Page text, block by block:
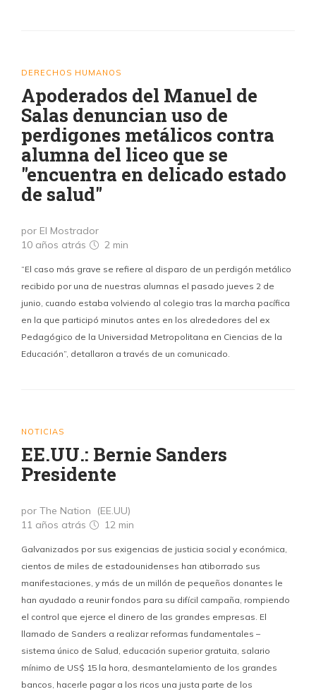
DERECHOS HUMANOS
Apoderados del Manuel de
Salas denuncian uso de
perdigones metálicos contra
alumna del liceo que se
"encuentra en delicado estado
de salud"
por El Mostrador
10 años atrás
2 min
“El caso más grave se refiere al disparo de un perdigón metálico
recibido por una de nuestras alumnas el pasado jueves 2 de
junio, cuando estaba volviendo al colegio tras la marcha pacífica
en la que participó minutos antes en los alrededores del ex
Pedagógico de la Universidad Metropolitana en Ciencias de la
Educación”, detallaron a través de un comunicado.
NOTICIAS
EE.UU.: Bernie Sanders
Presidente
por The Nation (EE.UU)
11 años atrás
12 min
Galvanizados por sus exigencias de justicia social y económica,
cientos de miles de estadounidenses han atiborrado sus
manifestaciones, y más de un millón de pequeños donantes le
han ayudado a reunir fondos para su difícil campaña, rompiendo
el control que ejerce el dinero de las grandes empresas. El
llamado de Sanders a realizar reformas fundamentales –
sistema único de Salud, educación superior gratuita, salario
mínimo de US$ 15 la hora, desmantelamiento de los grandes
bancos, hacerle pagar a los ricos una justa parte de los